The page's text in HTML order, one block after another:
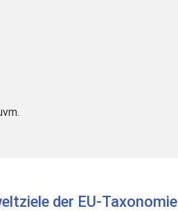
der EU-Taxonomie